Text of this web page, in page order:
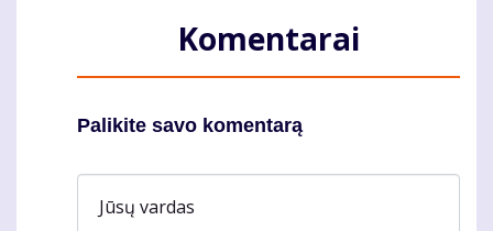
Komentarai
Palikite savo komentarą
Jūsų vardas